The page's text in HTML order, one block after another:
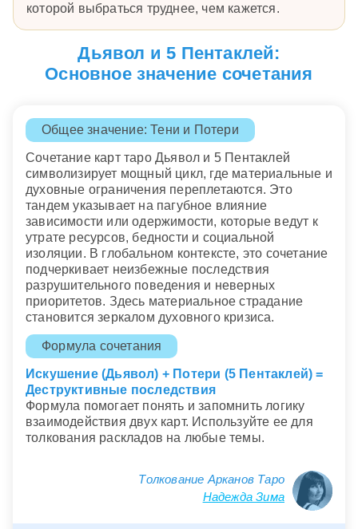
которой выбраться труднее, чем кажется.
Дьявол и 5 Пентаклей:
Основное значение сочетания
Общее значение: Тени и Потери
Сочетание карт таро Дьявол и 5 Пентаклей
символизирует мощный цикл, где материальные и
духовные ограничения переплетаются. Это
тандем указывает на пагубное влияние
зависимости или одержимости, которые ведут к
утрате ресурсов, бедности и социальной
изоляции. В глобальном контексте, это сочетание
подчеркивает неизбежные последствия
разрушительного поведения и неверных
приоритетов. Здесь материальное страдание
становится зеркалом духовного кризиса.
Формула сочетания
Искушение (Дьявол) + Потери (5 Пентаклей) =
Деструктивные последствия
Формула помогает понять и запомнить логику
взаимодействия двух карт. Используйте ее для
толкования раскладов на любые темы.
Толкование Арканов Таро
Надежда Зима